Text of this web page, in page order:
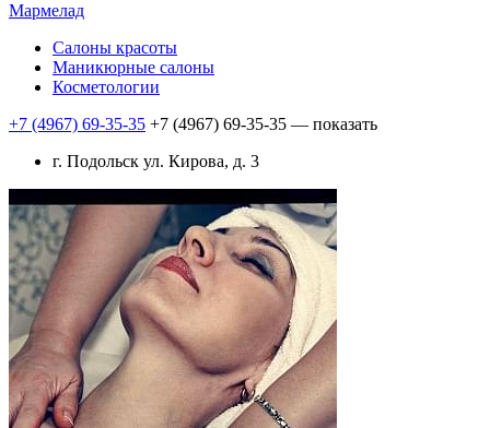
Мармелад
Салоны красоты
Маникюрные салоны
Косметологии
+7 (4967) 69-35-35 +7 (4967) 69-35-35 — показать
г. Подольск ул. Кирова, д. 3